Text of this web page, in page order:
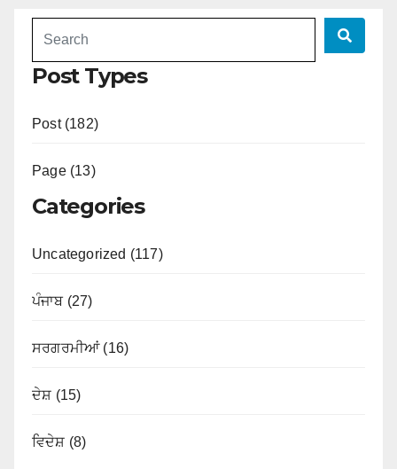
Post Types
Post (182)
Page (13)
Categories
Uncategorized (117)
ਪੰਜਾਬ (27)
ਸਰਗਰਮੀਆਂ (16)
ਦੇਸ਼ (15)
ਵਿਦੇਸ਼ (8)